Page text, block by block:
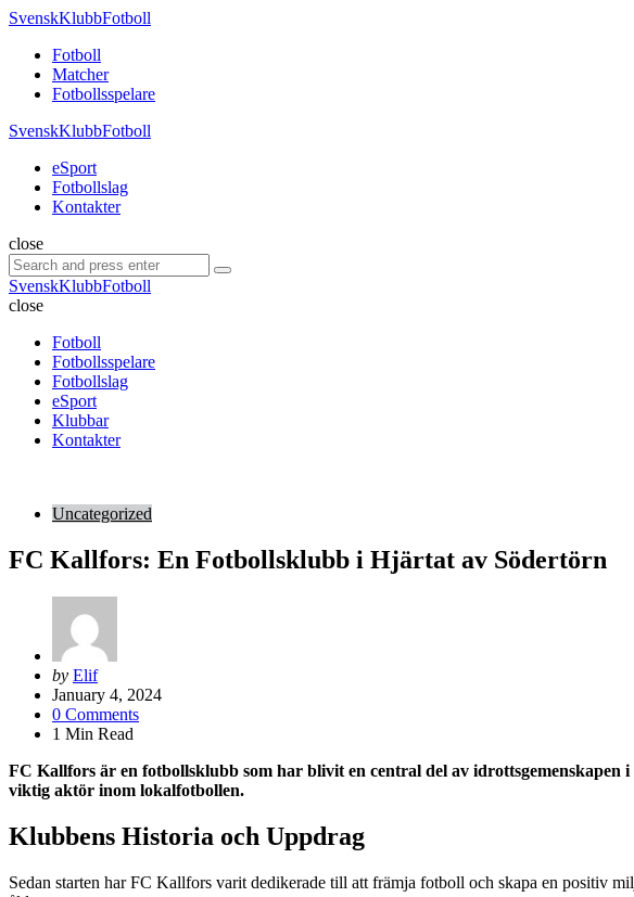
Menu
SvenskKlubbFotboll
Menu
Fotboll
Matcher
Fotbollsspelare
SvenskKlubbFotboll
eSport
Fotbollslag
Kontakter
Search
close
Search
for:
Search
SvenskKlubbFotboll
close
Fotboll
Fotbollsspelare
Fotbollslag
eSport
Klubbar
Kontakter
Uncategorized
FC Kallfors: En Fotbollsklubb i Hjärtat av Södertörn
Posted
by
by Elif
January 4, 2024
0 Comments
1 Min Read
FC Kallfors är en fotbollsklubb som har blivit en central del av idrottsgemenskapen
viktig aktör inom lokalfotbollen.
Klubbens Historia och Uppdrag
Sedan starten har FC Kallfors varit dedikerade till att främja fotboll och skapa en positiv